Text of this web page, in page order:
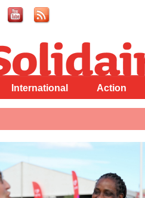
International Action